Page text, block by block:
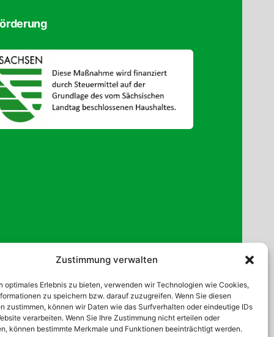
Zustimmung verwalten
optimales Erlebnis zu bieten, verwenden wir Technologien wie Cookies,
zu speichern bzw. darauf zuzugreifen. Wenn Sie diesen
zustimmen, können wir Daten wie das Surfverhalten oder eindeutige IDs
verarbeiten. Wenn Sie Ihre Zustimmung nicht erteilen oder
können bestimmte Merkmale und Funktionen beeinträchtigt werden.